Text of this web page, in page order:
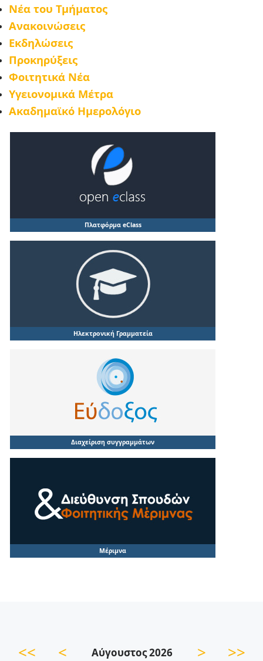
Νέα του Τμήματος
Ανακοινώσεις
Εκδηλώσεις
Προκηρύξεις
Φοιτητικά Νέα
Υγειονομικά Μέτρα
Ακαδημαϊκό Ημερολόγιο
Πλατφόρμα eClass
Ηλεκτρονική Γραμματεία
Διαχείριση συγγραμμάτων
Μέριμνα
<< < Αύγουστος 2026 > >>